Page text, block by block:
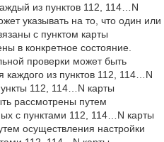
из пунктов 112, 114…N
указывать на то, что один или
с пунктом карты
в конкретное состояние.
проверки может быть
из пунктов 112, 114…N
112, 114…N карты
рассмотрены путем
с пунктами 112, 114…N карты
осуществления настройки